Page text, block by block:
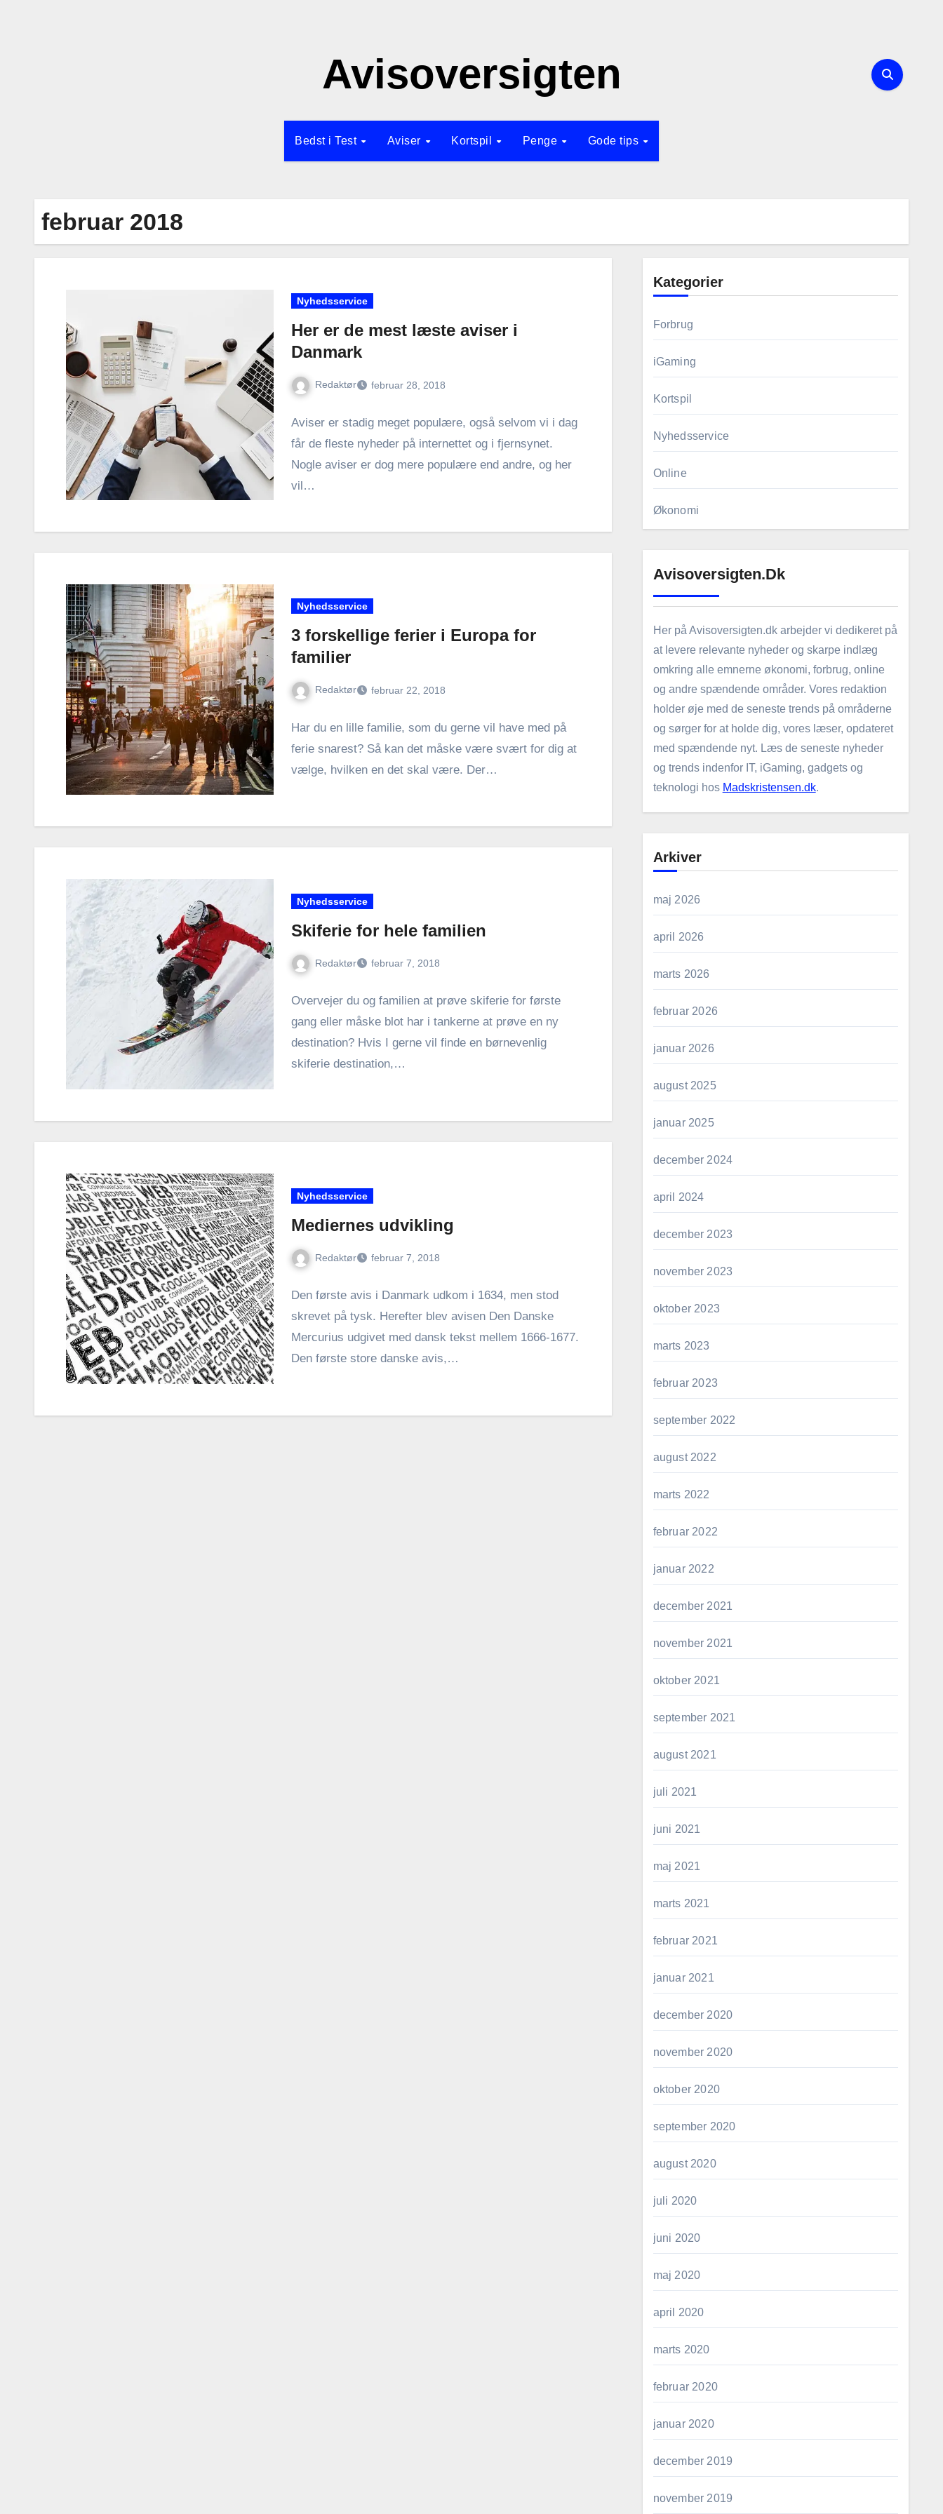
Avisoversigten
Bedst i Test Aviser Kortspil Penge Gode tips
februar 2018
Nyhedsservice
Her er de mest læste aviser i
Danmark
Redaktør februar 28, 2018
Aviser er stadig meget populære, også selvom vi i dag
får de fleste nyheder på internettet og i fjernsynet.
Nogle aviser er dog mere populære end andre, og her
vil…
Nyhedsservice
3 forskellige ferier i Europa for
familier
Redaktør februar 22, 2018
Har du en lille familie, som du gerne vil have med på
ferie snarest? Så kan det måske være svært for dig at
vælge, hvilken en det skal være. Der…
Nyhedsservice
Skiferie for hele familien
Redaktør februar 7, 2018
Overvejer du og familien at prøve skiferie for første
gang eller måske blot har i tankerne at prøve en ny
destination? Hvis I gerne vil finde en børnevenlig
skiferie destination,…
Nyhedsservice
Mediernes udvikling
Redaktør februar 7, 2018
Den første avis i Danmark udkom i 1634, men stod
skrevet på tysk. Herefter blev avisen Den Danske
Mercurius udgivet med dansk tekst mellem 1666-1677.
Den første store danske avis,…
Kategorier
Forbrug
iGaming
Kortspil
Nyhedsservice
Online
Økonomi
Avisoversigten.dk
Her på Avisoversigten.dk arbejder vi dedikeret på
at levere relevante nyheder og skarpe indlæg
omkring alle emnerne økonomi, forbrug, online
og andre spændende områder. Vores redaktion
holder øje med de seneste trends på områderne
og sørger for at holde dig, vores læser, opdateret
med spændende nyt. Læs de seneste nyheder
og trends indenfor IT, iGaming, gadgets og
teknologi hos Madskristensen.dk.
Arkiver
maj 2026
april 2026
marts 2026
februar 2026
januar 2026
august 2025
januar 2025
december 2024
april 2024
december 2023
november 2023
oktober 2023
marts 2023
februar 2023
september 2022
august 2022
marts 2022
februar 2022
januar 2022
december 2021
november 2021
oktober 2021
september 2021
august 2021
juli 2021
juni 2021
maj 2021
marts 2021
februar 2021
januar 2021
december 2020
november 2020
oktober 2020
september 2020
august 2020
juli 2020
juni 2020
maj 2020
april 2020
marts 2020
februar 2020
januar 2020
december 2019
november 2019